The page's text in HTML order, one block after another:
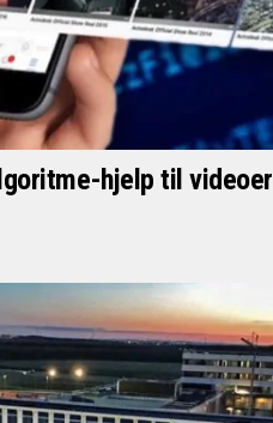
hjelp til videoer